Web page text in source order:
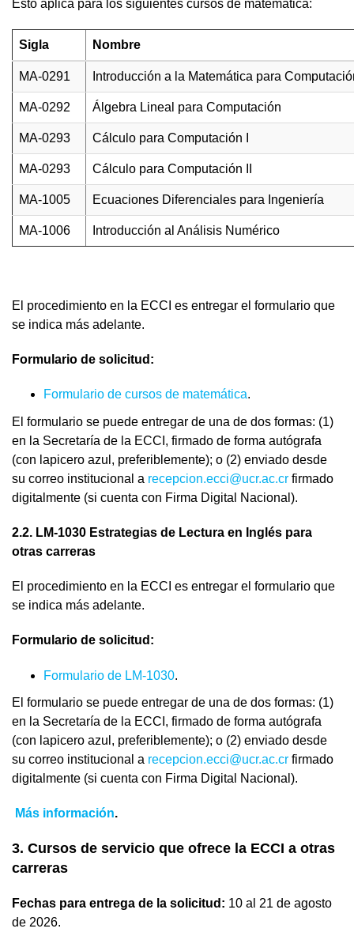
Esto aplica para los siguientes cursos de matemática:
Sigla Nombre
MA-0291 Introducción a la Matemática para
MA-0292 Álgebra Lineal para Computación
MA-0293 Cálculo para Computación I
MA-0293 Cálculo para Computación II
MA-1005 Ecuaciones Diferenciales para Ingeniería
MA-1006 Introducción al Análisis Numérico
El procedimiento en la ECCI es entregar el formulario que
se indica más adelante.
Formulario de solicitud:
Formulario de cursos de matemática.
El formulario se puede entregar de una de dos formas: (1)
en la Secretaría de la ECCI, firmado de forma autógrafa
(con lapicero azul, preferiblemente); o (2) enviado desde
su correo institucional a recepcion.ecci@ucr.ac.cr firmado
digitalmente (si cuenta con Firma Digital Nacional).
2.2. LM-1030 Estrategias de Lectura en Inglés para
otras carreras
El procedimiento en la ECCI es entregar el formulario que
se indica más adelante.
Formulario de solicitud:
Formulario de LM-1030.
El formulario se puede entregar de una de dos formas: (1)
en la Secretaría de la ECCI, firmado de forma autógrafa
(con lapicero azul, preferiblemente); o (2) enviado desde
su correo institucional a recepcion.ecci@ucr.ac.cr firmado
digitalmente (si cuenta con Firma Digital Nacional).
Más información.
3. Cursos de servicio que ofrece la ECCI a otras
carreras
Fechas para entrega de la solicitud: 10 al 21 de agosto
de 2026.